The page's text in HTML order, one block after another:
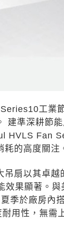
工業
建準深耕節
HVLS Fan
的高度關注
扇以其卓越
果顯著。
季於廠房內
用性，無需